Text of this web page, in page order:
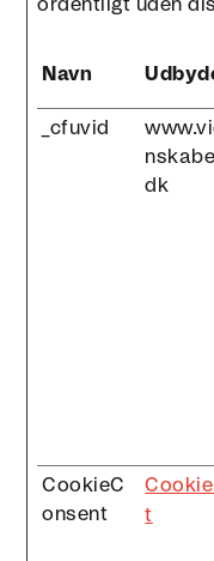
ordentligt uden
Navn
_cfuvid
dk
CookieC
onsent
t